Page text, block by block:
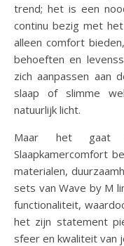
trend; het is een
continu bezig met
alleen comfort
behoeften en
zich aanpassen aan
slaap of slimme
natuurlijk licht.
Maar het gaat
Slaapkamercomfort
materialen,
sets van Wave by M
functionaliteit,
het zijn statement
sfeer en kwaliteit van